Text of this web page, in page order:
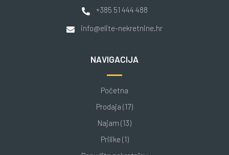
+385 51 444 488
info@elite-nekretnine.hr
NAVIGACIJA
Početna
Prodaja (17)
Najam (13)
Prilike (1)